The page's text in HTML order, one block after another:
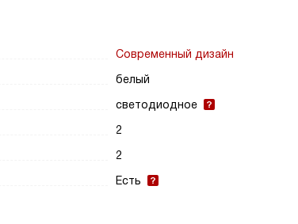
Современный дизайн
белый
светодиодное
2
2
Есть